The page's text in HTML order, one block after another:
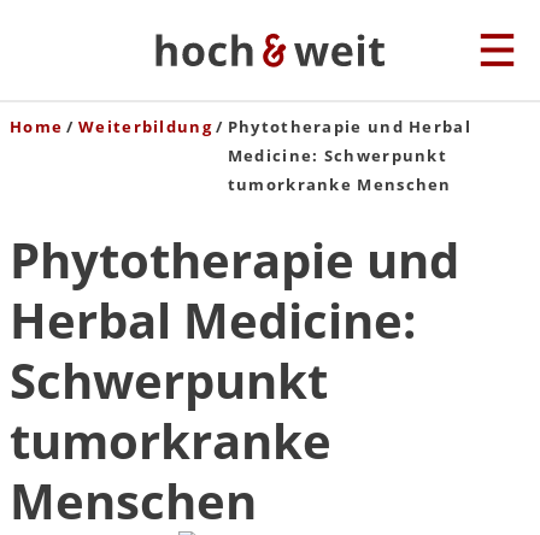
Home Weiterbildung
Phytotherapie und Herbal
Medicine: Schwerpunkt
tumorkranke Menschen
Phytotherapie und
Herbal Medicine:
Schwerpunkt
tumorkranke
Menschen